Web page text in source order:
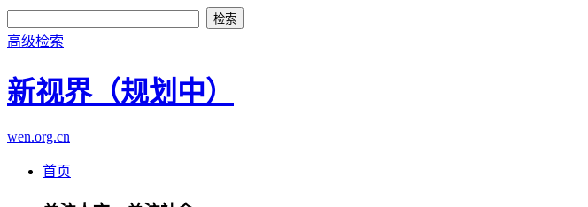
高级检索
新视界（规划中）
wen.org.cn
首页